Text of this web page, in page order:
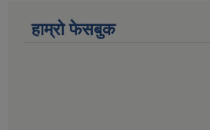
हाम्राे फेसबुक